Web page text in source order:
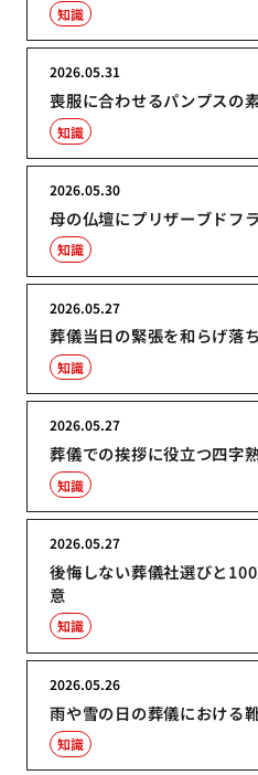
知識
喪服に合わせるパンプスの
2026.05.31
知識
母の仏壇にプリザーブドフ
2026.05.30
知識
葬儀当日の緊張を和らげ落
2026.05.27
知識
葬儀での挨拶に役立つ四字
2026.05.27
知識
後悔しない葬儀社選びと
意
2026.05.27
知識
雨や雪の日の葬儀における
2026.05.26
知識